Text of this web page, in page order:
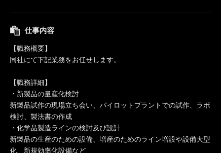
仕事内容
【職務概要】
同社にて下記業務をお任せします。
【職務詳細】
・新製品の量産化検討
新製品試作の現場立ち会い、パイロットプラントでの試作、ラボ
検討、製法書の作成
・化学品製造ラインの検討及び設計
新製品の生産のための設備、増産のためのライン増設や設備大型
化、新規効率化設備など